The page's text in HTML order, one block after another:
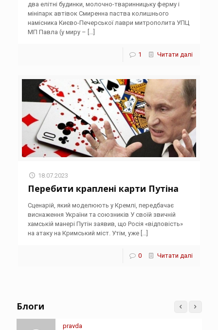
два елітні будинки, молочно-тваринницьку ферму і
мініпарк автівок Смиренна паства колишнього
намісника Києво-Печерської лаври митрополита УПЦ
МП Павла (у миру – […]
1 Читати далі
18.07.2023
Перебити краплені карти Путіна
Сценарій, який моделюють у Кремлі, передбачає
виснаження України та союзників У своїй звичній
хамській манері Путін заявив, що Росія «відповість»
на атаку на Кримський міст. Утім, уже […]
0 Читати далі
Блоги
pravda